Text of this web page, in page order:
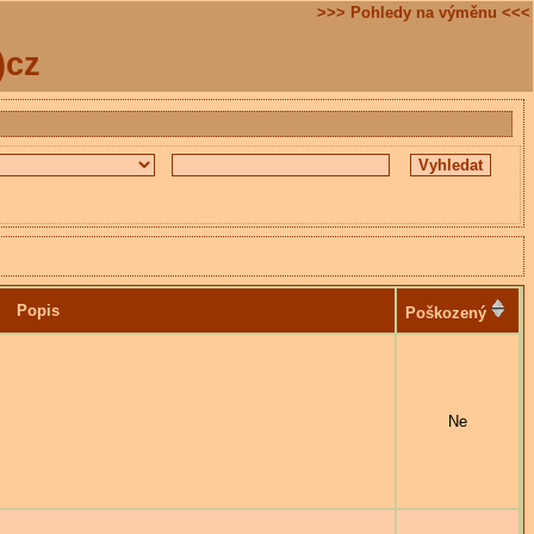
>>> Pohledy na výměnu <<<
Popis Poškozený
Ne